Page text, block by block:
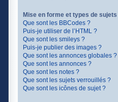
Mise en forme et types de sujets
Que sont les BBCodes ?
Puis-je utiliser de l’HTML ?
Que sont les smileys ?
Puis-je publier des images ?
Que sont les annonces globales ?
Que sont les annonces ?
Que sont les notes ?
Que sont les sujets verrouillés ?
Que sont les icônes de sujet ?